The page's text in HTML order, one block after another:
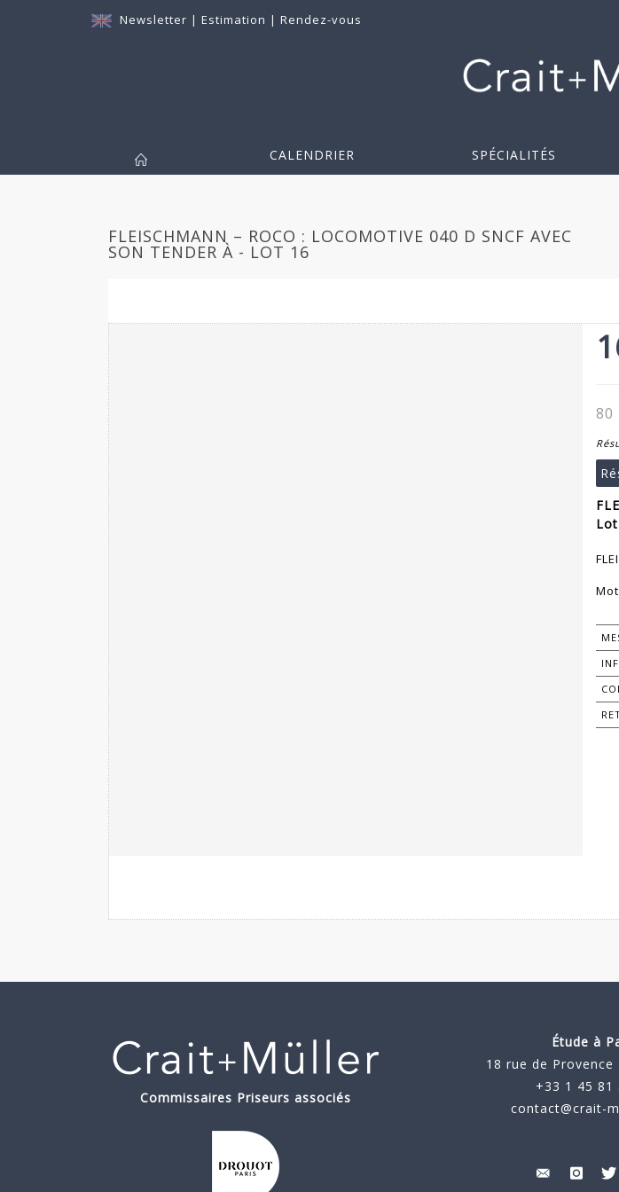
Newsletter | Estimation | Rendez-vous
CALENDRIER SPÉCIALITÉS
FLEISCHMANN – ROCO : LOCOMOTIVE 040 D SNCF AVEC
SON TENDER À - LOT 16
80
Commissaires Priseurs associés
Étude à
18 rue de Provence
+33 1 45 81
contact@crait-